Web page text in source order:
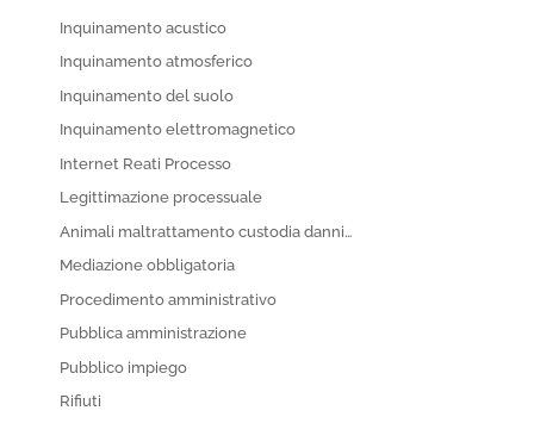
Inquinamento acustico
Inquinamento atmosferico
Inquinamento del suolo
Inquinamento elettromagnetico
Internet Reati Processo
Legittimazione processuale
Animali maltrattamento custodia danni…
Mediazione obbligatoria
Procedimento amministrativo
Pubblica amministrazione
Pubblico impiego
Rifiuti